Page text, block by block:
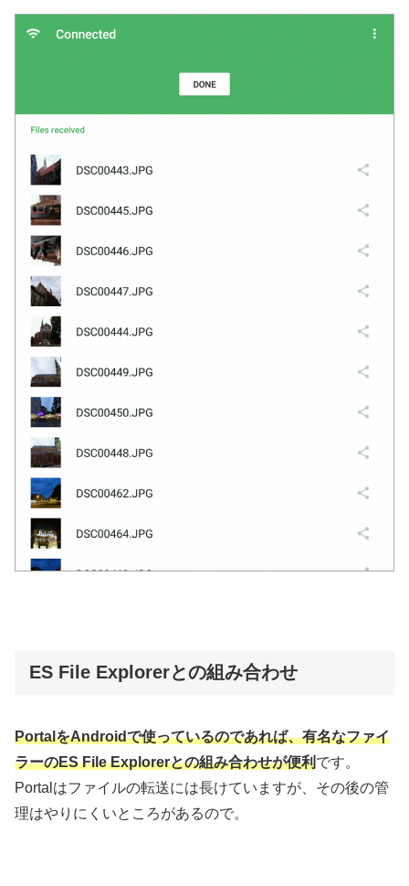
ES File Explorerとの組み合わせ
PortalをAndroidで使っているのであれば、有名なファイ
ラーのES File Explorerとの組み合わせが便利です。
Portalはファイルの転送には長けていますが、その後の管
理はやりにくいところがあるので。